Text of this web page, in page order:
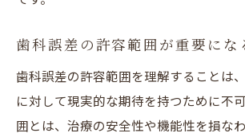
歯科誤差の許容範囲が重要にな
歯科誤差の許容範囲を理解することは
に対して現実的な期待を持つために不
囲とは、治療の安全性や機能性を損な